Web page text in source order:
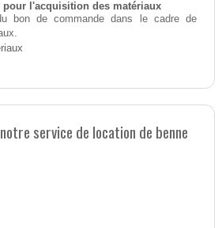
pour l'acquisition des matériaux
bon de commande dans le cadre de
service de location de benne